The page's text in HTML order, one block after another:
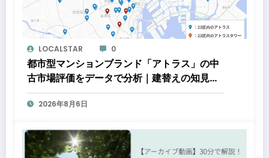
LOCALSTAR 0
都市型マンションブランド「アトラス」の中
古市場評価をデータで分析｜建替えの知見、
都心好立地、開発思想が支えるブランド価値
2026年8月6日